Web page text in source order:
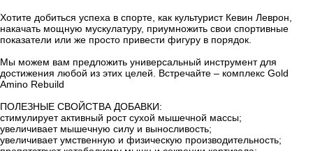
Хотите добиться успеха в спорте, как культурист Кевин Леврон,
накачать мощную мускулатуру, приумножить свои спортивные
показатели или же просто привести фигуру в порядок.
Мы можем вам предложить универсальный инструмент для
достижения любой из этих целей. Встречайте – комплекс Gold
Amino Rebuild
ПОЛЕЗНЫЕ СВОЙСТВА ДОБАВКИ:
стимулирует активный рост сухой мышечной массы;
увеличивает мышечную силу и выносливость;
увеличивает умственную и физическую производительность;